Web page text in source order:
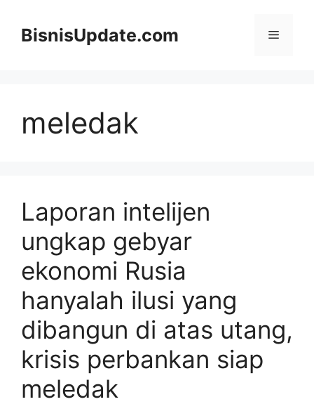
BisnisUpdate.com Menu
meledak
Laporan intelijen
ungkap gebyar
ekonomi Rusia
hanyalah ilusi yang
dibangun di atas utang,
krisis perbankan siap
meledak